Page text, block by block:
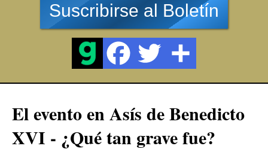
Suscribirse al Boletín
El evento en Asís de Benedicto
XVI - ¿Qué tan grave fue?